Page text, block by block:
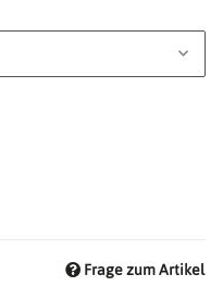
Frage zum Artikel